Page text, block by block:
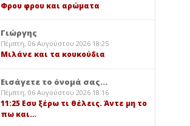
Φρου φρου και αρώματα
Γιώργης
Πέμπτη, 06 Αυγούστου 2026 18:25
Μιλάνε και τα κουκούδια
Εισάγετε το όνομά σας...
Πέμπτη, 06 Αυγούστου 2026 18:16
11:25 Εσυ ξέρω τι θέλεις. Άντε μη το
πω και…